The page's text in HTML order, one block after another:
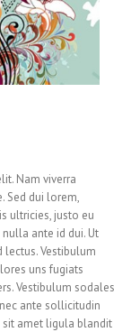
Nam viverra
Sed dui lorem,
ultricies, justo eu
ante id dui. Ut
Vestibulum
uns fugiats
Vestibulum sodales
ante sollicitudin
sit amet ligula blandit